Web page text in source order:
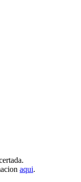
aqui.